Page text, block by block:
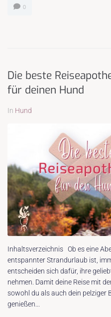
0
Die beste
für deinen Hund
In Hund
Inhaltsverzeichnis Ob es eine
entspannter Strandurlaub ist,
entscheiden sich dafür, ihre
nehmen. Damit deine Reise mit
sowohl du als auch dein pelziger
genießen...